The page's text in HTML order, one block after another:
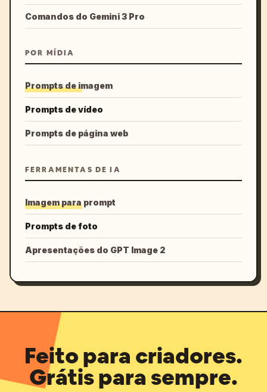
Comandos do Gemini 3 Pro
POR MÍDIA
Prompts de imagem
Prompts de vídeo
Prompts de página web
FERRAMENTAS DE IA
Imagem para prompt
Prompts de foto
Apresentações do GPT Image 2
Feito para criadores.
Grátis para sempre.